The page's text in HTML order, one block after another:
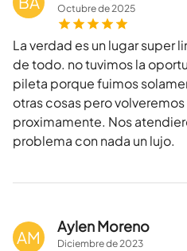
Octubrede2025
La verdad es un lugar super
de todo. no tuvimos la
pileta porque fuimos
otras cosas pero
proximamente. Nos
problema con nada un lujo.
AM
Aylen Moreno
Diciembrede2023